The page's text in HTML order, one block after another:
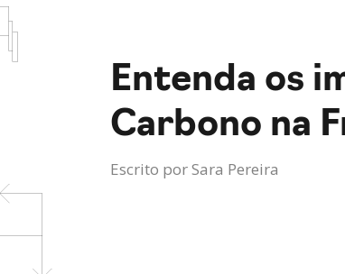
Entenda os
Carbono na
Escrito porSara Pereira